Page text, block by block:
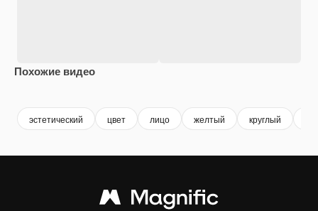
Похожие видео
эстетический цвет лицо желтый круглый